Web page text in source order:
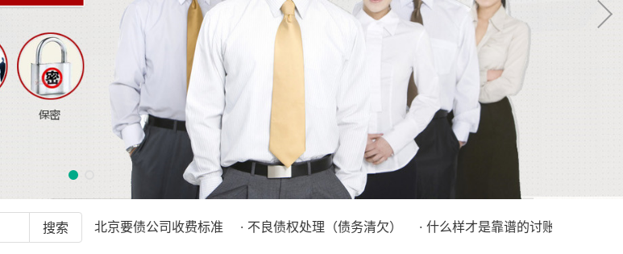
· 中弘瑞泽北京要债公司收费标准 · 不良债权处理（债务清欠） · 什么样才是靠谱的讨账公司？